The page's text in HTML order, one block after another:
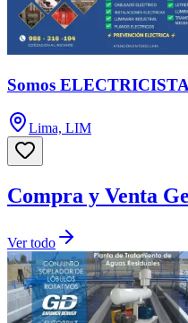
Somos
Lima, LIM
Compra y Venta
Ver todo